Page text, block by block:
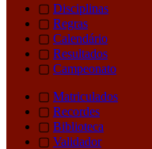
▢ Disciplinas
▢ Regras
▢ Calendário
▢ Resultados
▢ Campeonato
▢ Matriculados
▢ Recordes
▢ Biblioteca
▢ Validador